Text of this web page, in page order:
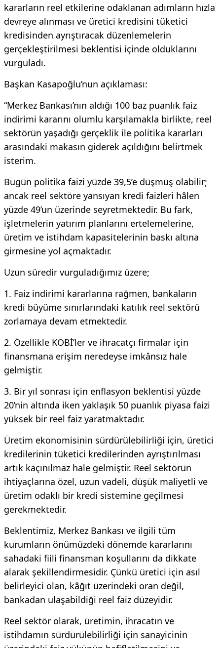
kararların reel etkilerine odaklanan adımların hızla
devreye alınması ve üretici kredisini tüketici
kredisinden ayrıştıracak düzenlemelerin
gerçekleştirilmesi beklentisi içinde olduklarını
vurguladı.
Başkan Kasapoğlu’nun açıklaması:
“Merkez Bankası’nın aldığı 100 baz puanlık faiz
indirimi kararını olumlu karşılamakla birlikte, reel
sektörün yaşadığı gerçeklik ile politika kararları
arasındaki makasın giderek açıldığını belirtmek
isterim.
Bugün politika faizi yüzde 39,5’e düşmüş olabilir;
ancak reel sektöre yansıyan kredi faizleri hâlen
yüzde 49’un üzerinde seyretmektedir. Bu fark,
işletmelerin yatırım planlarını ertelemelerine,
üretim ve istihdam kapasitelerinin baskı altına
girmesine yol açmaktadır.
Uzun süredir vurguladığımız üzere;
1. Faiz indirimi kararlarına rağmen, bankaların
kredi büyüme sınırlarındaki katılık reel sektörü
zorlamaya devam etmektedir.
2. Özellikle KOBİ’ler ve ihracatçı firmalar için
finansmana erişim neredeyse imkânsız hale
gelmiştir.
3. Bir yıl sonrası için enflasyon beklentisi yüzde
20’nin altında iken yaklaşık 50 puanlık piyasa faizi
yüksek bir reel faiz yaratmaktadır.
Üretim ekonomisinin sürdürülebilirliği için, üretici
kredilerinin tüketici kredilerinden ayrıştırılması
artık kaçınılmaz hale gelmiştir. Reel sektörün
ihtiyaçlarına özel, uzun vadeli, düşük maliyetli ve
üretim odaklı bir kredi sistemine geçilmesi
gerekmektedir.
Beklentimiz, Merkez Bankası ve ilgili tüm
kurumların önümüzdeki dönemde kararlarını
sahadaki fiili finansman koşullarını da dikkate
alarak şekillendirmesidir. Çünkü üretici için asıl
belirleyici olan, kâğıt üzerindeki oran değil,
bankadan ulaşabildiği reel faiz düzeyidir.
Reel sektör olarak, üretimin, ihracatın ve
istihdamın sürdürülebilirliği için sanayicinin